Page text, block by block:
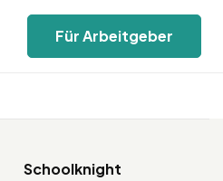
Für Arbeitgeber
Schoolknight